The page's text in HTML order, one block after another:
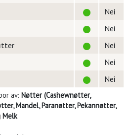
Nei
Nei
Nei
Nei
Nei
av: Nøtter (Cashewnøtter,
Mandel, Paranøtter, Pekannøtter,
Melk